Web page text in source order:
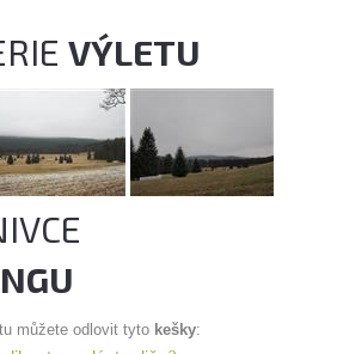
VÝLETU
můžete odlovit tyto kešky: